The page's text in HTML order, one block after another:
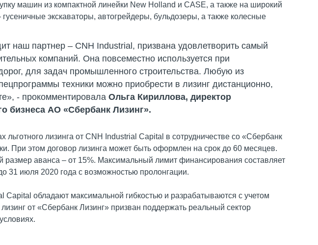
машин из компактной линейки New Holland и СASE, а также на широкий
экскаваторы, автогрейдеры, бульдозеры, а также колесные
наш партнер – CNH Industrial, призвана удовлетворить самый
компаний. Она повсеместно используется при
для задач промышленного строительства. Любую из
техники можно приобрести в лизинг дистанционно,
- прокомментировала Ольга Кириллова, директор
бизнеса АО «Сбербанк Лизинг».
льготного лизинга от CNH Industrial Capital в сотрудничестве со «Сбербанк
При этом договор лизинга может быть оформлен на срок до 60 месяцев.
аванса – от 15%. Максимальный лимит финансирования составляет
31 июля 2020 года с возможностью пролонгации.
обладают максимальной гибкостью и разрабатываются с учетом
от «Сбербанк Лизинг» призван поддержать реальный сектор